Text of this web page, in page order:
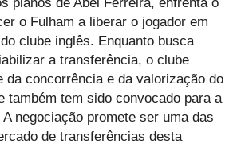
o Fulham a liberar o jogador em
clube inglês. Enquanto busca
a transferência, o clube
da concorrência e da valorização do
também tem sido convocado para a
negociação promete ser uma das
de transferências desta